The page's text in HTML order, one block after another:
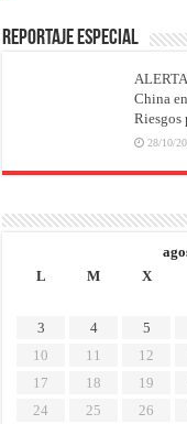
REPORTAJE ESPECIAL
China
Riesgos
28/10/
L
M X
3
4 5
10
11 12
17
18 19
24
25 26